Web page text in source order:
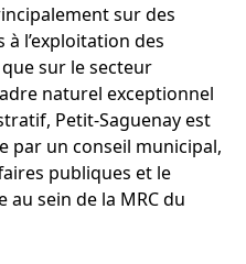
sur des
l’exploitation des
sur le secteur
naturel exceptionnel
Petit-Saguenay est
par un conseil municipal,
publiques et le
sein de la MRC du